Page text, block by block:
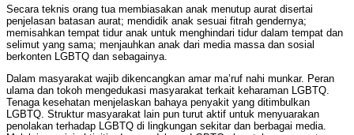
Secara teknis orang tua membiasakan anak menutup aurat disertai
penjelasan batasan aurat; mendidik anak sesuai fitrah gendernya;
memisahkan tempat tidur anak untuk menghindari tidur dalam tempat dan
selimut yang sama; menjauhkan anak dari media massa dan sosial
berkonten LGBTQ dan sebagainya.
Dalam masyarakat wajib dikencangkan amar ma’ruf nahi munkar. Peran
ulama dan tokoh mengedukasi masyarakat terkait keharaman LGBTQ.
Tenaga kesehatan menjelaskan bahaya penyakit yang ditimbulkan
LGBTQ. Struktur masyarakat lain pun turut aktif untuk menyuarakan
penolakan terhadap LGBTQ di lingkungan sekitar dan berbagai media.